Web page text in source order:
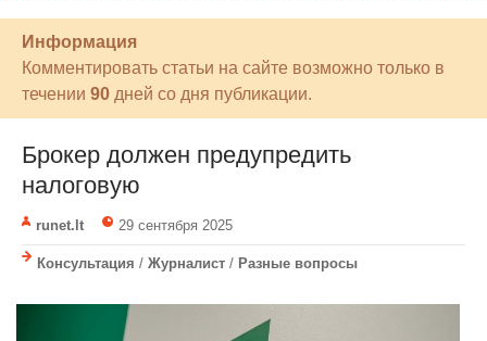
Информация
Комментировать статьи на сайте возможно только в
течении 90 дней со дня публикации.
Брокер должен предупредить
налоговую
runet.lt 29 сентября 2025
Консультация / Журналист / Разные вопросы